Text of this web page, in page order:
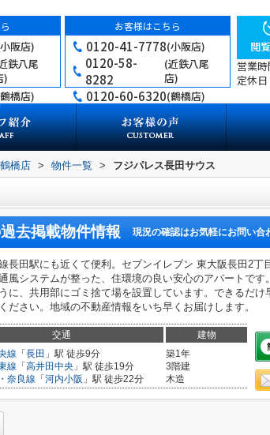
阪店)
鉄八尾
)
橋店)
お客様はこちら
0120-41-7778(小阪店)
0120-58-
8282
(近鉄八尾
店)
0120-60-6320(鶴橋店)
閲
営業
定休
橋店 > 物件一覧 > フジパレス長田サウス
去掲載物件情報 現況の確認はお気軽にお問い合
長田駅にも近くて便利。セブンイレブン 東大阪長田2丁
風システムが整った、住環境の良い安心のアパートです
に、共用部にゴミ捨て場を設置しています。できるだけ
ださい。地域の不動産情報をいち早くお届けします。
交通 建物
線 「 長田 」駅 徒歩9分
線 「 高井田中央 」駅 徒歩19分
奈良線 「 河内小阪 」駅 徒歩22分
築1年
3階建
木造